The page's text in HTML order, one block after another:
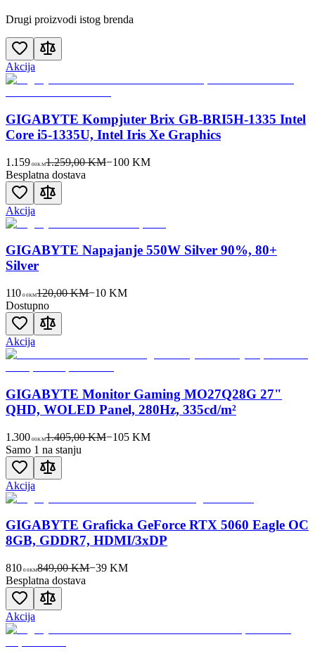
Drugi proizvodi istog brenda
Akcija
GIGABYTE Kompjuter Brix GB-BRI5H-1335 Intel
Core i5-1335U, Intel Iris Xe Graphics
1.159 00KM1.259,00 KM−100KM
Besplatna dostava
Akcija
GIGABYTE Napajanje 550W Silver 90%, 80+
Silver
110 00KM120,00 KM−10 KM
Dostupno
Akcija
GIGABYTE Monitor Gaming MO27Q28G 27"
QHD, WOLED Panel, 280Hz, 335cd/m²
1.300 00KM1.405,00 KM−105KM
Samo 1 na stanju
Akcija
GIGABYTE Graficka GeForce RTX 5060 Eagle OC
8GB, GDDR7, HDMI/3xDP
810 00KM849,00 KM−39 KM
Besplatna dostava
Akcija